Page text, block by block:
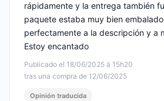
Publicado el 18/06/2025 à 15h20
tras una compra de 12/06/2025
rápidamente y la entrega también
paquete estaba muy bien
perfectamente a la descripción y a
Estoy encantado
Opinión traducida